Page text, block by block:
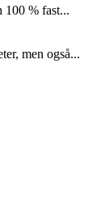
100 % fast...
men også...